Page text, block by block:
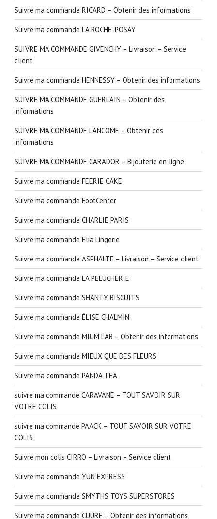
Suivre ma commande RICARD – Obtenir des informations
Suivre ma commande LA ROCHE-POSAY
SUIVRE MA COMMANDE GIVENCHY – Livraison – Service
client
Suivre ma commande HENNESSY – Obtenir des informations
SUIVRE MA COMMANDE GUERLAIN – Obtenir des
informations
SUIVRE MA COMMANDE LANCOME – Obtenir des
informations
SUIVRE MA COMMANDE CARADOR – Bijouterie en ligne
Suivre ma commande FEERIE CAKE
Suivre ma commande FootCenter
Suivre ma commande CHARLIE PARIS
Suivre ma commande Elia Lingerie
Suivre ma commande ASPHALTE – Livraison – Service client
Suivre ma commande LA PELUCHERIE
Suivre ma commande SHANTY BISCUITS
Suivre ma commande ÉLISE CHALMIN
Suivre ma commande MIUM LAB – Obtenir des informations
Suivre ma commande MIEUX QUE DES FLEURS
Suivre ma commande PANDA TEA
suivre ma commande CARAVANE – TOUT SAVOIR SUR
VOTRE COLIS
suivre ma commande PAACK – TOUT SAVOIR SUR VOTRE
COLIS
Suivre mon colis CIRRO – Livraison – Service client
Suivre ma commande YUN EXPRESS
Suivre ma commande SMYTHS TOYS SUPERSTORES
Suivre ma commande CUURE – Obtenir des informations